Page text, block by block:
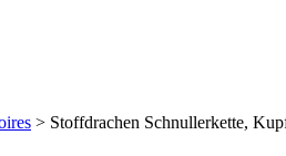
> Stoffdrachen Schnullerkette,